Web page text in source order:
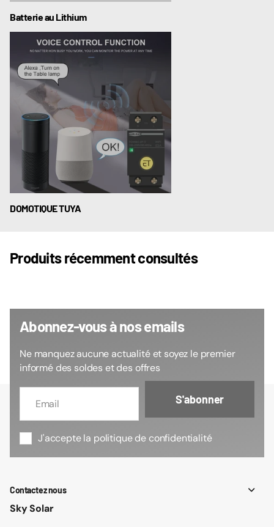
Batterie au Lithium
DOMOTIQUE TUYA
Produits récemment consultés
Abonnez-vous à nos emails
Ne manquez aucune actualité et soyez le premier
informé des soldes et des offres
S'abonner
J'accepte la politique de confidentialité
Contactez nous
Sky Solar